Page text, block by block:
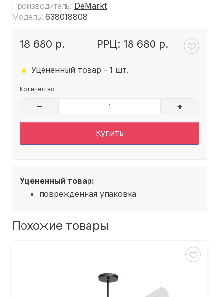
Производитель: DeMarkt
Модель: 638018808
18 680 р. РРЦ: 18 680 р.
. Уцененный товар - 1 шт.
Количество
– +
Купить
Уцененный товар:
поврежденная упаковка
Похожие товары